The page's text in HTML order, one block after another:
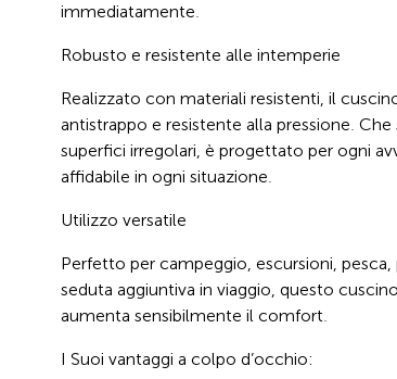
immediatamente.
Robusto e resistente alle intemperie
Realizzato con materiali resistenti, il
antistrappo e resistente alla pressione.
superfici irregolari, è progettato per ogni
affidabile in ogni situazione.
Utilizzo versatile
Perfetto per campeggio, escursioni,
seduta aggiuntiva in viaggio, questo
aumenta sensibilmente il comfort.
I Suoi vantaggi a colpo d’occhio: